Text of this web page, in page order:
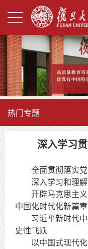
热门专题
深入学习
全面贯彻落实党
深入学习和理解
开辟马克思主义
中国化时代化新篇章
习近平新时代中
史性飞跃
以中国式现代化